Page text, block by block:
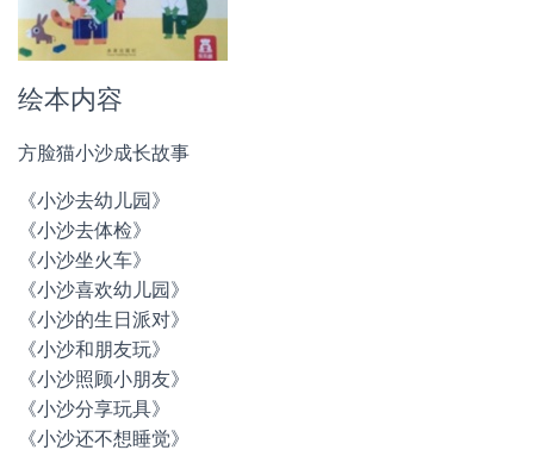
绘本内容
方脸猫小沙成长故事
《小沙去幼儿园》
《小沙去体检》
《小沙坐火车》
《小沙喜欢幼儿园》
《小沙的生日派对》
《小沙和朋友玩》
《小沙照顾小朋友》
《小沙分享玩具》
《小沙还不想睡觉》